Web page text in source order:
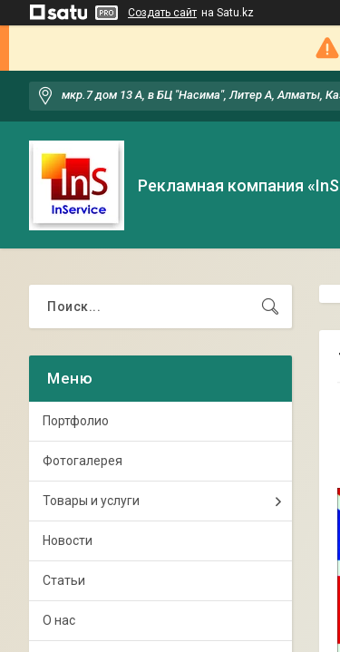
Создать сайт на Satu.kz
мкр.7 дом 13 А, в БЦ "Насима", Литер А, Алматы,
Рекламная компания
Портфолио
Фотогалерея
Товары и услуги
Новости
Статьи
О нас